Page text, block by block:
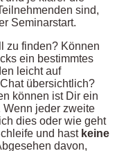
sind,
Seminarstart.
zu finden? Können
ein bestimmtes
leicht auf
übersichtlich?
können ist Dir ein
jeder zweite
dies oder wie geht
und hast keine
davon,